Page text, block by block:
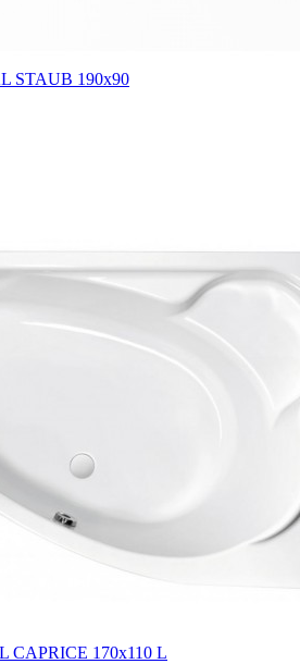
STAUB 190х90
CAPRICE 170x110 L